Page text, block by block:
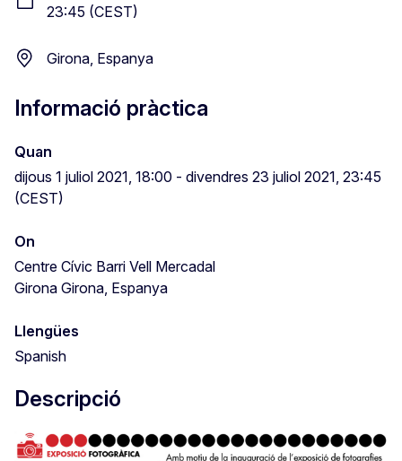
23:45 (CEST)
Girona, Espanya
Informació pràctica
Quan
dijous 1 juliol 2021, 18:00 - divendres 23 juliol 2021, 23:45
(CEST)
On
Centre Cívic Barri Vell Mercadal
Girona Girona, Espanya
Llengües
Spanish
Descripció